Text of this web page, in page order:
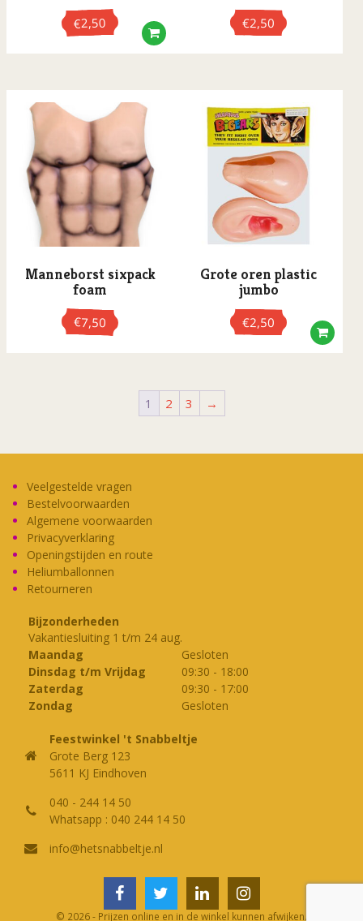
€2,50 €2,50
Manneborst sixpack
foam
€7,50
Grote oren plastic
jumbo
€2,50
1 2 3 →
Veelgestelde vragen
Bestelvoorwaarden
Algemene voorwaarden
Privacyverklaring
Openingstijden en route
Heliumballonnen
Retourneren
Bijzonderheden
Vakantiesluiting 1 t/m 24 aug.
Maandag
Gesloten
Dinsdag t/m Vrijdag
09:30 - 18:00
Zaterdag
09:30 - 17:00
Zondag
Gesloten
Feestwinkel 't Snabbeltje
Grote Berg 123
5611 KJ Eindhoven
040 - 244 14 50
Whatsapp : 040 244 14 50
info@hetsnabbeltje.nl
© 2026 - Prijzen online en in de winkel kunnen afwijken.